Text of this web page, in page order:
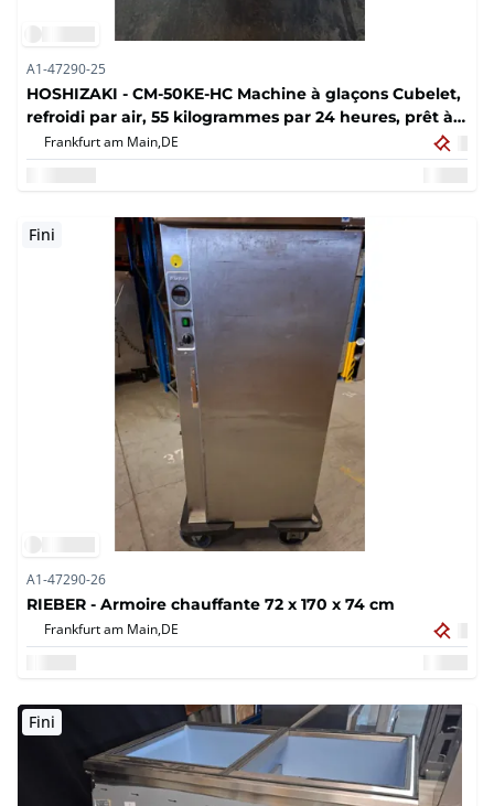
A1-47290-25
HOSHIZAKI - CM-50KE-HC Machine à glaçons Cubelet,
refroidi par air, 55 kilogrammes par 24 heures, prêt à
être branché
Frankfurt am Main,DE
Fini
A1-47290-26
RIEBER - Armoire chauffante 72 x 170 x 74 cm
Frankfurt am Main,DE
Fini